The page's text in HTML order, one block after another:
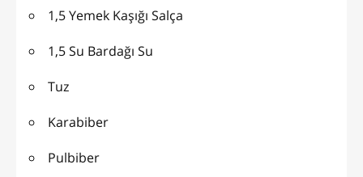
1,5 Yemek Kaşığı Salça
1,5 Su Bardağı Su
Tuz
Karabiber
Pulbiber